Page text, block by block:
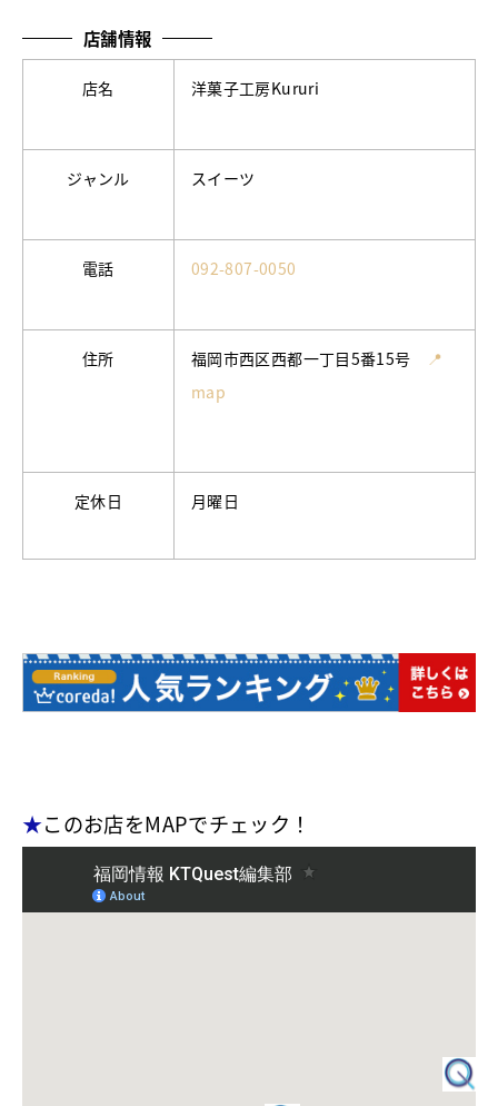
店舗情報
店名 洋菓子工房Kururi
ジャンル スイーツ
電話 092-807-0050
住所 福岡市西区西都一丁目5番15号
📍
map
定休日 月曜日
★このお店をMAPでチェック！